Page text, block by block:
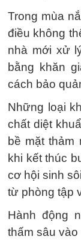
Trong mùa
điều không
nhà mới xử
bằng khăn
cách bảo
Những loại
chất diệt
bề mặt
khi kết thúc
cơ hội sinh
từ phòng tập
Hành động
thấm sâu